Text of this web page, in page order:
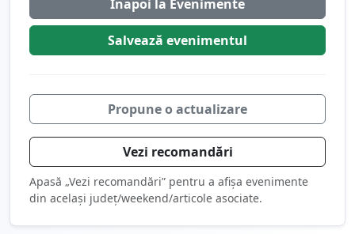
Înapoi la Evenimente
Salvează evenimentul
Propune o actualizare
Vezi recomandări
Apasă „Vezi recomandări” pentru a afișa evenimente
din același județ/weekend/articole asociate.